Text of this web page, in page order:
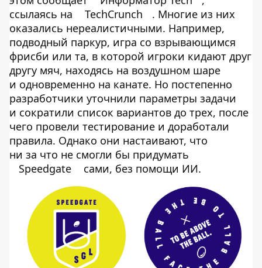
ссылаясь на
TechCrunch
. Многие из них
оказались нереалистичными. Например,
подводный паркур, игра со взрывающимся
фрисби или та, в которой игроки кидают друг
другу мяч, находясь на воздушном шаре
и одновременно на канате. Но постепенно
разработчики уточнили параметры задачи
и сократили список вариантов до трех, после
чего провели тестирование и доработали
правила. Однако они настаивают, что
ни за что не смогли бы придумать
Speedgate
сами, без помощи ИИ.